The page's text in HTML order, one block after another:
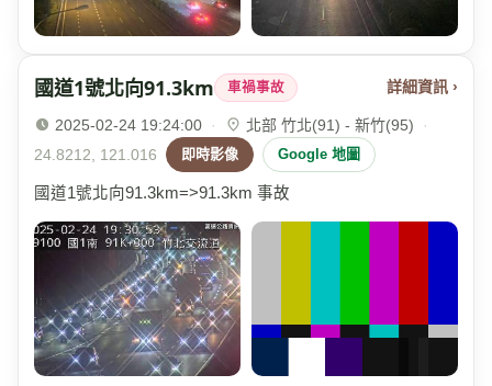
國道1號北向91.3km 車禍事故 詳細資訊 ›
2025-02-24 19:24:00 · 北部 竹北(91) - 新竹(95)
·
24.8212, 121.016
即時影像 Google 地圖
國道1號北向91.3km=>91.3km 事故